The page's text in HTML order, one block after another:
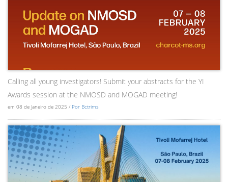
Calling all young investigators! Submit your abstracts for the YI
Awards session at the NMOSD and MOGAD meeting!
em 08 de Janeiro de 2025 / Por Bctrims